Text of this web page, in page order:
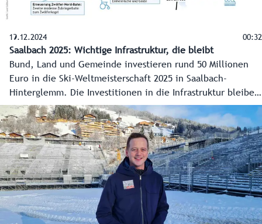
19.12.2024 00:32
Saalbach 2025: Wichtige Infrastruktur, die bleibt
Bund, Land und Gemeinde investieren rund 50 Millionen
Euro in die Ski-Weltmeisterschaft 2025 in Saalbach-
Hinterglemm. Die Investitionen in die Infrastruktur bleiben
auch nach dem Großereignis erhalten - von neuen
Busterminals bis hin zum Notweg, der dann zum Geh- und
Radweg wird.